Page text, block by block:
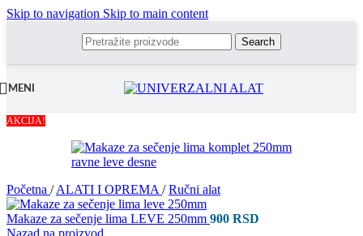
Skip to navigation Skip to main content
Search
MENI
AKCIJA!
Početna / ALATI I OPREMA / Ručni alat
Makaze za sečenje lima LEVE 250mm 900 RSD
Nazad na proizvod